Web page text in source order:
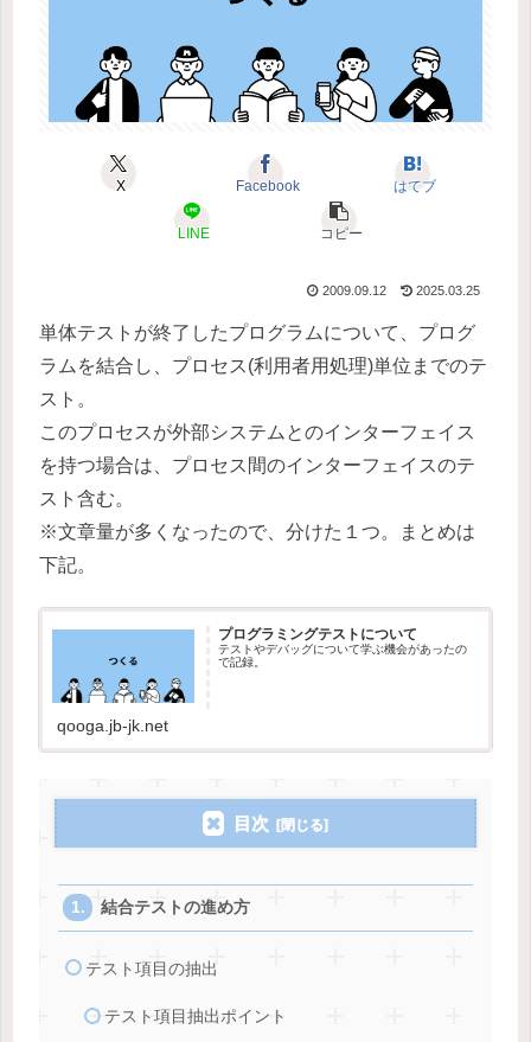
X Facebook はてブ
LINE コピー
2009.09.12 2025.03.25
単体テストが終了したプログラムについて、プログ
ラムを結合し、プロセス(利用者用処理)単位までのテ
スト。
このプロセスが外部システムとのインターフェイス
を持つ場合は、プロセス間のインターフェイスのテ
スト含む。
※文章量が多くなったので、分けた１つ。まとめは
下記。
プログラミングテストについて
テストやデバッグについて学ぶ機会があったの
で記録。
qooga.jb-jk.net
目次
結合テストの進め方
テスト項目の抽出
テスト項目抽出ポイント